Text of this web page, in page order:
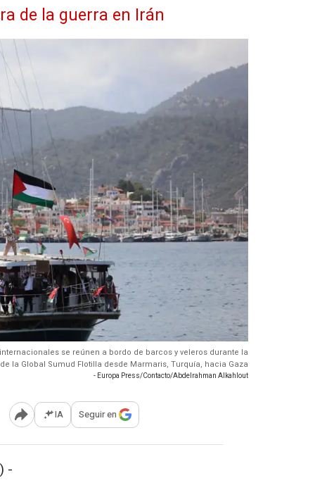
de la guerra en Irán
se reúnen a bordo de barcos y veleros durante la
la Global Sumud Flotilla desde Marmaris, Turquía, hacia Gaza
- Europa Press/Contacto/Abdelrahman Alkahlout
Abrir opciones para compartir
IA Seguir en
-